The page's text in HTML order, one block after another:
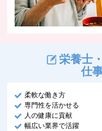
栄養士
仕
柔軟な働き方
専門性を活かせる
人の健康に貢献
幅広い業界で活躍